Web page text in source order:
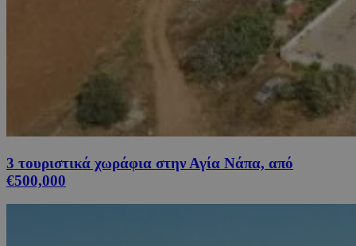
3 τουριστικά χωράφια στην Αγία Νάπα, από
€500,000